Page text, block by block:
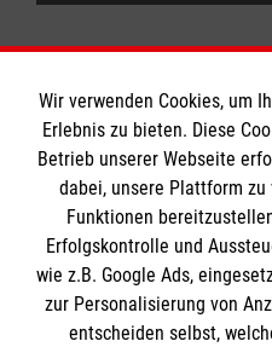
Informationen
Impressum
Datenschutz
Kontakt
Die Malteser
Wir verwenden Cookies, um
Erlebnis zu bieten. Diese
Betrieb unserer Webseite
dabei, unsere Plattform
Funktionen
Erfolgskontrolle und
wie z.B. Google Ads,
zur Personalisierung von
entscheiden selbst,